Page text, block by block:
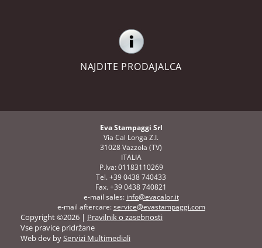
NAJDITE PRODAJALCA
Eva Stampaggi Srl
Via Cal Longa Z.I.
31028 Vazzola (TV)
ITALIA
P.Iva: 01183110269
Tel. +39 0438 740433
Fax. +39 0438 740821
e-mail sales: info@evacalor.it
e-mail aftercare:service@evastampaggi.com
Copyright ©2026 | Pravilnik o zasebnosti
Vse pravice pridržane
Web dev byServizi Multimediali